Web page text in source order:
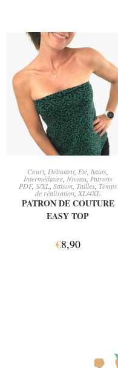
AJOUTER AU PANIER
Court Débutant Eté hauts
Intermédiaire, Niveau, Patrons
PDF, S/XL, Saison, Tailles, Temps
de réalisation XL/4XL
PATRON DE COUTURE
EASY TOP
€8,90